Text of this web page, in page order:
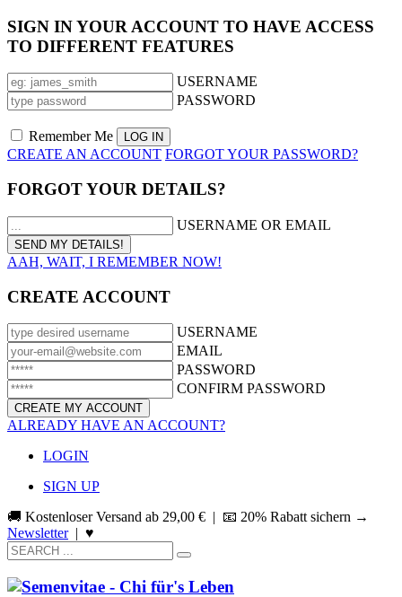
SIGN IN YOUR ACCOUNT TO HAVE ACCESS
TO DIFFERENT FEATURES
USERNAME
PASSWORD
Remember Me
CREATE AN ACCOUNT FORGOT YOUR PASSWORD?
FORGOT YOUR DETAILS?
USERNAME OR EMAIL
AAH, WAIT, I REMEMBER NOW!
CREATE ACCOUNT
USERNAME
EMAIL
PASSWORD
CONFIRM PASSWORD
ALREADY HAVE AN ACCOUNT?
LOGIN
SIGN UP
🚚 Kostenloser Versand ab 29,00 € | 📧 20% Rabatt sichern →
Newsletter| ♥